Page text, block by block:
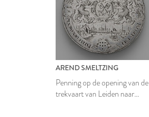
AREND SMELTZING
Penning op de opening van de
trekvaart van Leiden naar